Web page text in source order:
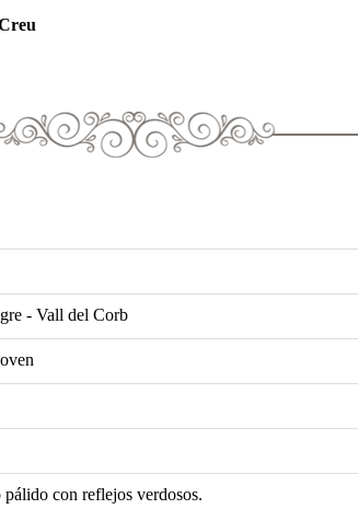
- Vall del Corb
con reflejos verdosos.